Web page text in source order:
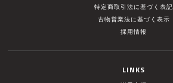
特定商取引法に基づく表記
古物営業法に基づく表示
採用情報
LINKS